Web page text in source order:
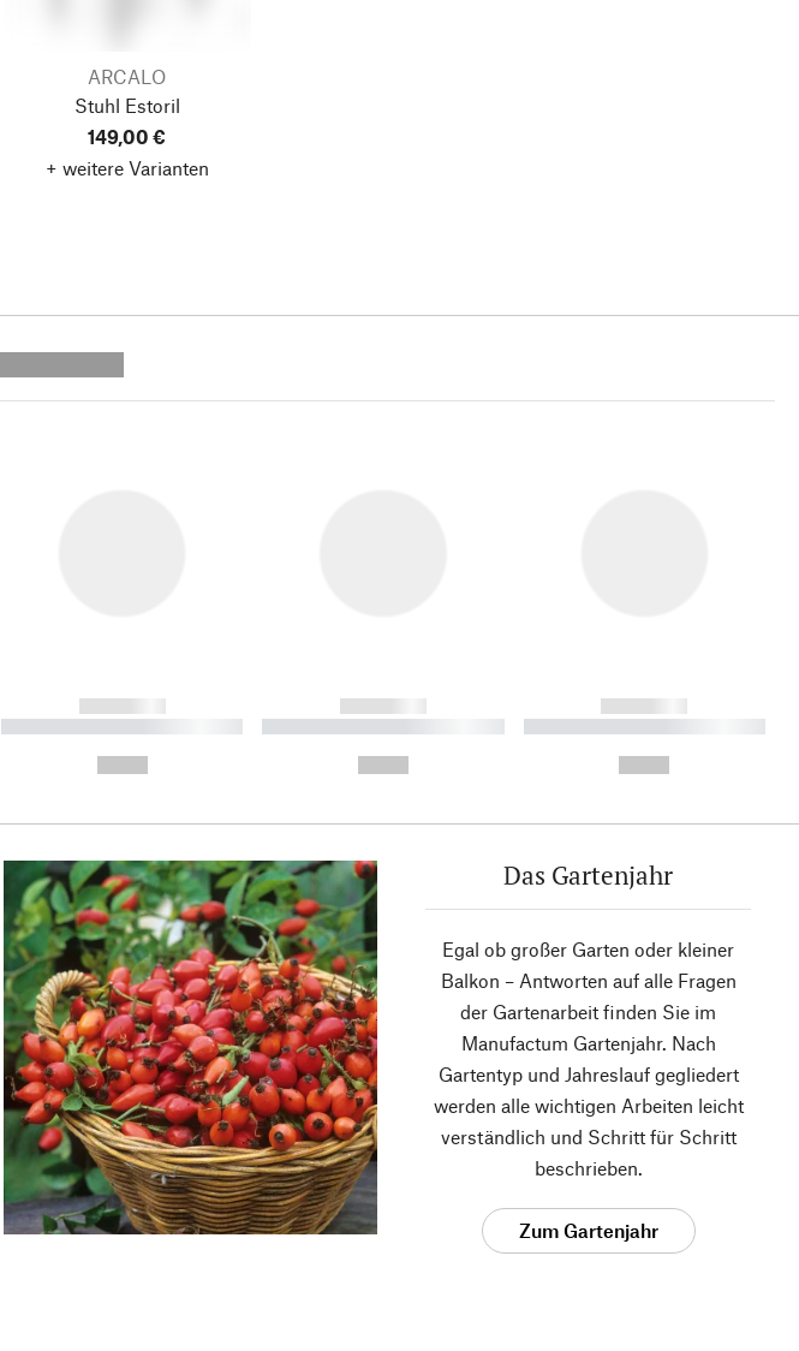
ARCALO
Stuhl Estoril
149,00 €
+ weitere Varianten
------------
----------- ----------- ----------
------------
----------- ----------- ----------
------------
----------- ----------- ----------
Das Gartenjahr
Egal ob großer Garten oder kleiner
Balkon – Antworten auf alle Fragen
der Gartenarbeit finden Sie im
Manufactum Gartenjahr. Nach
Gartentyp und Jahreslauf gegliedert
werden alle wichtigen Arbeiten leicht
verständlich und Schritt für Schritt
beschrieben.
Zum Gartenjahr